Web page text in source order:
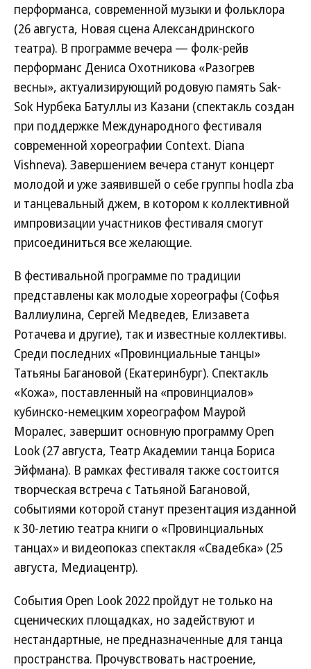
перформанса, современной музыки и фольклора
(26 августа, Новая сцена Александринского
театра). В программе вечера — фолк-рейв
перформанс Дениса Охотникова «Разогрев
весны», актуализирующий родовую память Sak-
Sok Нурбека Батуллы из Казани (спектакль создан
при поддержке Международного фестиваля
современной хореографии Context. Diana
Vishneva). Завершением вечера станут концерт
молодой и уже заявившей о себе группы hodla zba
и танцевальный джем, в котором к коллективной
импровизации участников фестиваля смогут
присоединиться все желающие.
В фестивальной программе по традиции
представлены как молодые хореографы (Софья
Валлиулина, Сергей Медведев, Елизавета
Ротачева и другие), так и известные коллективы.
Среди последних «Провинциальные танцы»
Татьяны Багановой (Екатеринбург). Спектакль
«Кожа», поставленный на «провинциалов»
кубинско-немецким хореографом Маурой
Моралес, завершит основную программу Open
Look (27 августа, Театр Академии танца Бориса
Эйфмана). В рамках фестиваля также состоится
творческая встреча с Татьяной Багановой,
событиями которой станут презентация изданной
к 30-летию театра книги о «Провинциальных
танцах» и видеопоказ спектакля «Свадебка» (25
августа, Медиацентр).
События Open Look 2022 пройдут не только на
сценических площадках, но задействуют и
нестандартные, не предназначенные для танца
пространства. Прочувствовать настроение,